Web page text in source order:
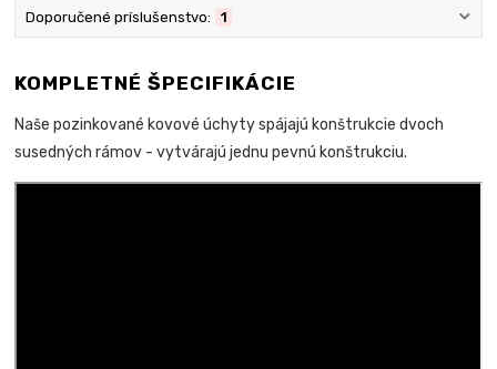
Doporučené príslušenstvo: 1
KOMPLETNÉ ŠPECIFIKÁCIE
Naše pozinkované kovové úchyty spájajú konštrukcie dvoch
susedných rámov - vytvárajú jednu pevnú konštrukciu.